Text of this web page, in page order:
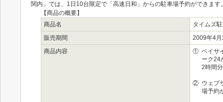
関内」では、1日10台限定で「高速日和」からの駐車場予約ができます
【商品の概要】
商品名
タイムズ
販売期間
2009年4
商品内容
① ベイサ
ーク24
2時間
② ウェブ
場予約